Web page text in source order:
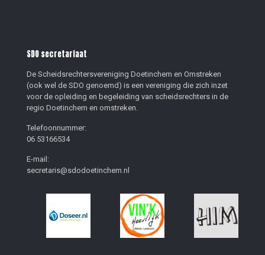
SDO secretariaat
De Scheidsrechtersvereniging Doetinchem en Omstreken
(ook wel de SDO genoemd) is een vereniging die zich inzet
voor de opleiding en begeleiding van scheidsrechters in de
regio Doetinchem en omstreken.
Telefoonnummer:
06 53166534
E-mail:
secretaris@sdodoetinchem.nl